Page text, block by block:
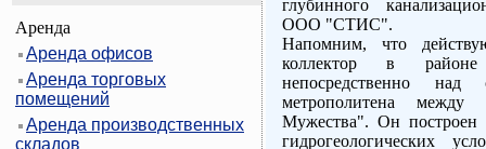
Аренда
Аренда офисов
Аренда торговых
помещений
Аренда производственных
складов
глубинного
ООО "СТИС".
Напомним, что
коллектор в
непосредственно
метрополитена
Мужества". Он построен
гидрогеологических